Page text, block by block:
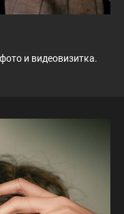
и видеовизитка.